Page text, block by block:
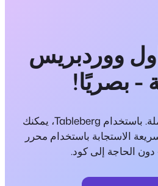
ووردبريس
- بصريًا!
قل وداعًا للجداول المملة. باستخدام Tableberg، يمكنك
الاستجابة باستخدام محرر
الحاجة إلى كود.